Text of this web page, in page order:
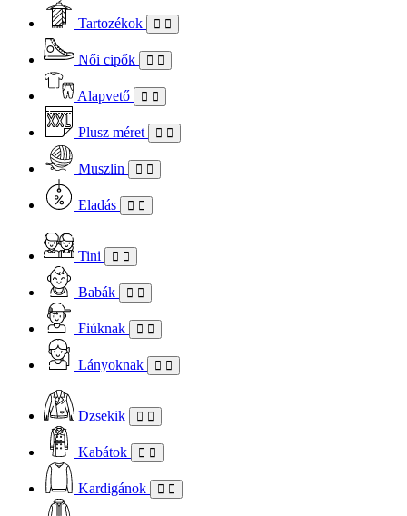
Tartozékok
Női cipők
Alapvető
Plusz méret
Muszlin
Eladás
Tini
Babák
Fiúknak
Lányoknak
Dzsekik
Kabátok
Kardigánok